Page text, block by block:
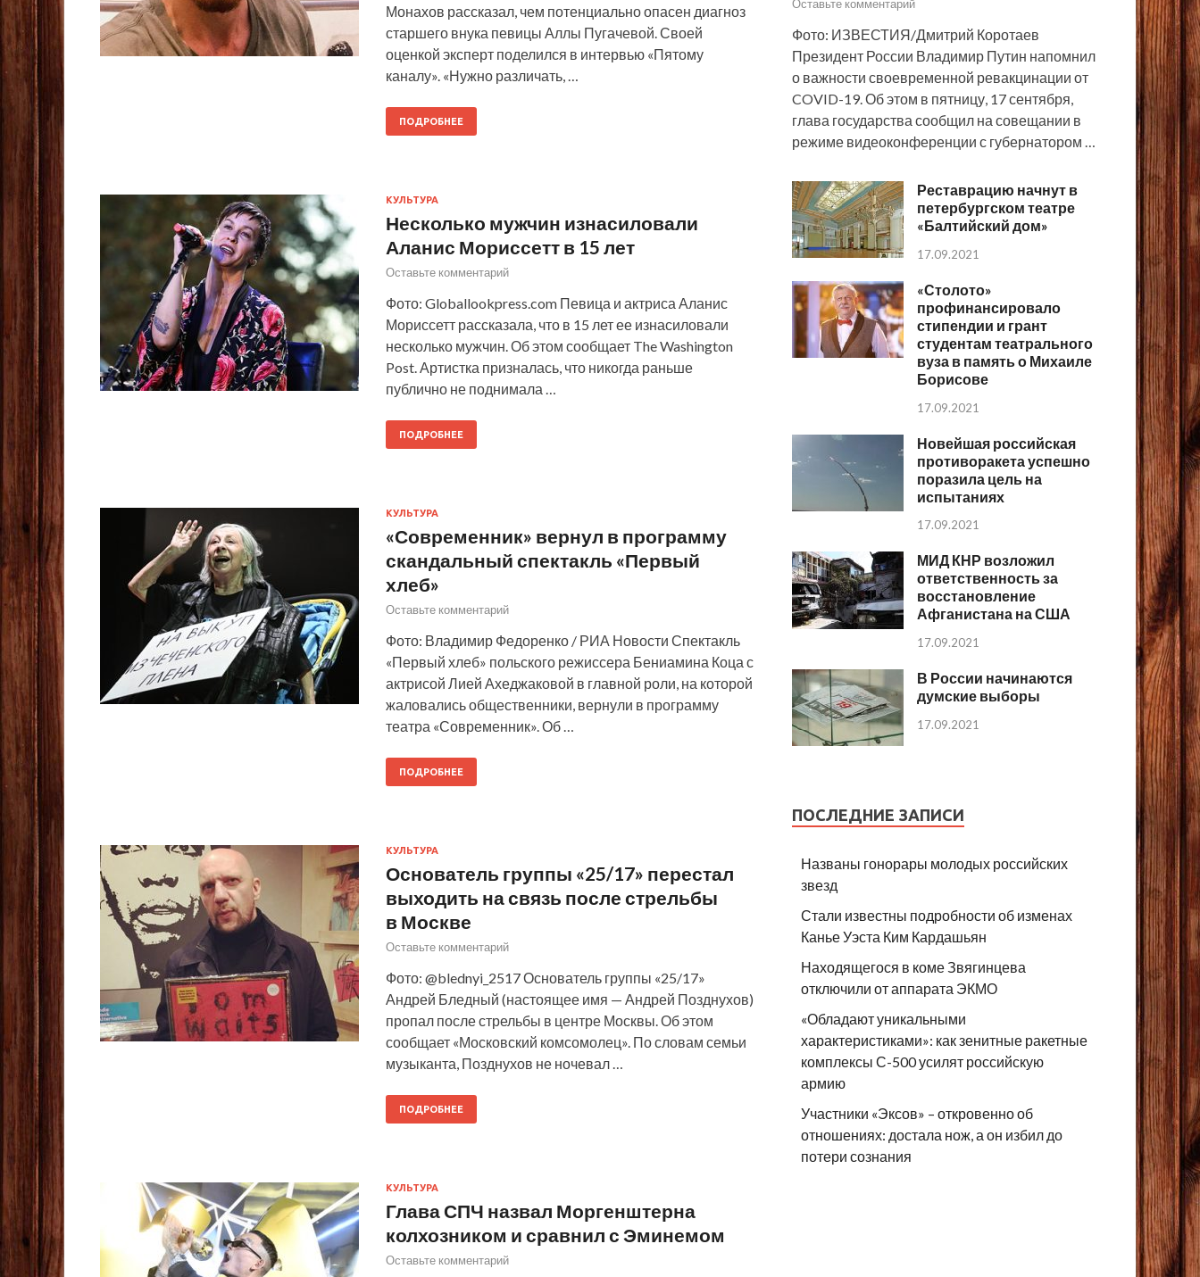
Монахов рассказал, чем потенциально опасен диагноз
старшего внука певицы Аллы Пугачевой. Своей
оценкой эксперт поделился в интервью «Пятому
каналу». «Нужно различать, …
ПОДРОБНЕЕ
КУЛЬТУРА
Несколько мужчин изнасиловали
Аланис Мориссетт в 15 лет
Оставьте комментарий
Фото: Globallookpress.com Певица и актриса Аланис
Мориссетт рассказала, что в 15 лет ее изнасиловали
несколько мужчин. Об этом сообщает The Washington
Post. Артистка призналась, что никогда раньше
публично не поднимала …
ПОДРОБНЕЕ
КУЛЬТУРА
«Современник» вернул в программу
скандальный спектакль «Первый
хлеб»
Оставьте комментарий
Фото: Владимир Федоренко / РИА Новости Спектакль
«Первый хлеб» польского режиссера Бениамина Коца с
актрисой Лией Ахеджаковой в главной роли, на которой
жаловались общественники, вернули в программу
театра «Современник». Об …
ПОДРОБНЕЕ
КУЛЬТУРА
Основатель группы «25/17» перестал
выходить на связь после стрельбы
в Москве
Оставьте комментарий
Фото: @blednyi_2517 Основатель группы «25/17»
Андрей Бледный (настоящее имя — Андрей Позднухов)
пропал после стрельбы в центре Москвы. Об этом
сообщает «Московский комсомолец». По словам семьи
музыканта, Позднухов не ночевал …
ПОДРОБНЕЕ
КУЛЬТУРА
Глава СПЧ назвал Моргенштерна
колхозником и сравнил с Эминемом
Оставьте комментарий
Оставьте комментарий
Фото: ИЗВЕСТИЯ/Дмитрий Коротаев
Президент России Владимир Путин напомнил
о важности своевременной ревакцинации от
COVID-19. Об этом в пятницу, 17 сентября,
глава государства сообщил на совещании в
режиме видеоконференции с губернатором …
Реставрацию начнут в
петербургском театре
«Балтийский дом»
17.09.2021
«Столото»
профинансировало
стипендии и грант
студентам театрального
вуза в память о Михаиле
Борисове
17.09.2021
Новейшая российская
противоракета успешно
поразила цель на
испытаниях
17.09.2021
МИД КНР возложил
ответственность за
восстановление
Афганистана на США
17.09.2021
В России начинаются
думские выборы
17.09.2021
ПОСЛЕДНИЕ ЗАПИСИ
Названы гонорары молодых российских
звезд
Стали известны подробности об изменах
Канье Уэста Ким Кардашьян
Находящегося в коме Звягинцева
отключили от аппарата ЭКМО
«Обладают уникальными
характеристиками»: как зенитные ракетные
комплексы С-500 усилят российскую
армию
Участники «Эксов» – откровенно об
отношениях: достала нож, а он избил до
потери сознания